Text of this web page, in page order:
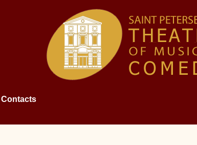
Contacts